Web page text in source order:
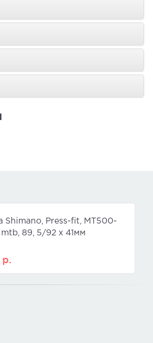
Shimano, Press-fit, MT500-
mtb, 89, 5/92 x 41мм
р.